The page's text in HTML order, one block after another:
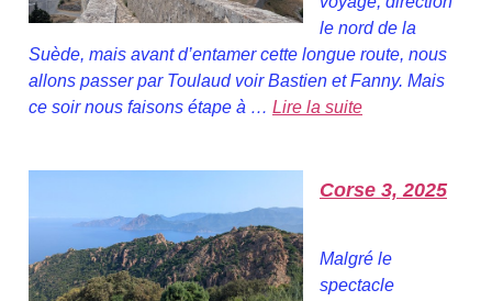
le nord de la
Suède, mais avant d’entamer cette longue route, nous
allons passer par Toulaud voir Bastien et Fanny. Mais
ce soir nous faisons étape à … Lire la suite
Corse 3, 2025
Malgré le
spectacle